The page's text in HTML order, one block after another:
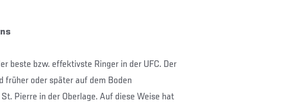
beste bzw. effektivste Ringer in der UFC. Der
früher oder später auf dem Boden
Pierre in der Oberlage. Auf diese Weise hat